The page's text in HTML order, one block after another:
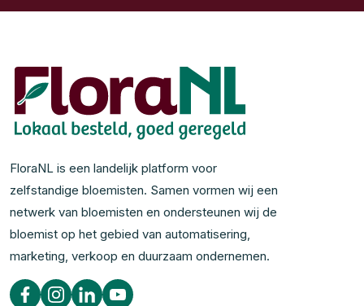
FloraNL is een landelijk platform voor
zelfstandige bloemisten. Samen vormen wij een
netwerk van bloemisten en ondersteunen wij de
bloemist op het gebied van automatisering,
marketing, verkoop en duurzaam ondernemen.